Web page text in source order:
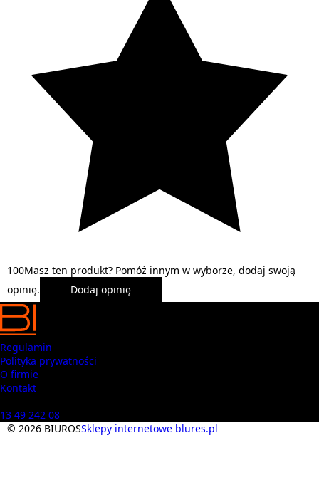
100Masz ten produkt? Pomóż innym w wyborze, dodaj swoją
opinię.
Dodaj opinię
Regulamin
Polityka prywatności
O firmie
Kontakt
13 49 242 08
© 2026 BIUROSSklepy internetowe blures.pl